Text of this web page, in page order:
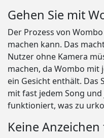
Gehen Sie mit
Der Prozess von
machen kann. Das
Nutzer ohne Kamera
machen, da Wombo mit
ein Gesicht enthält. Das
mit fast jedem Song
funktioniert, was zu
Keine